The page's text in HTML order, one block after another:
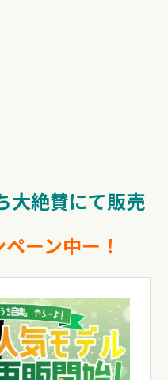
大絶賛にて販売
ーン中ー！